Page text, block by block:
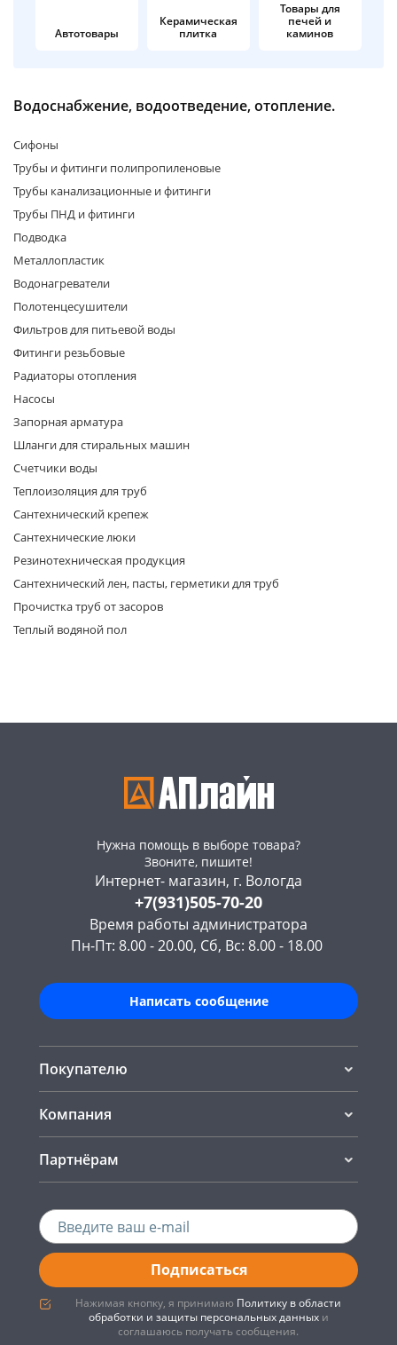
Автотовары
Керамическая
плитка
Товары для
печей и
каминов
Водоснабжение, водоотведение, отопление.
Сифоны
Трубы и фитинги полипропиленовые
Трубы канализационные и фитинги
Трубы ПНД и фитинги
Подводка
Металлопластик
Водонагреватели
Полотенцесушители
Фильтров для питьевой воды
Фитинги резьбовые
Радиаторы отопления
Насосы
Запорная арматура
Шланги для стиральных машин
Счетчики воды
Теплоизоляция для труб
Сантехнический крепеж
Сантехнические люки
Резинотехническая продукция
Сантехнический лен, пасты, герметики для труб
Прочистка труб от засоров
Теплый водяной пол
Нужна помощь в выборе товара?
Звоните, пишите!
Интернет- магазин, г. Вологда
+7(931)505-70-20
Время работы администратора
Пн-Пт: 8.00 - 20.00, Сб, Вс: 8.00 - 18.00
Написать сообщение
Покупателю
Компания
Партнёрам
Подписаться
Нажимая кнопку, я принимаю Политику в области
обработки и защиты персональных данныхи
соглашаюсь получать сообщения.